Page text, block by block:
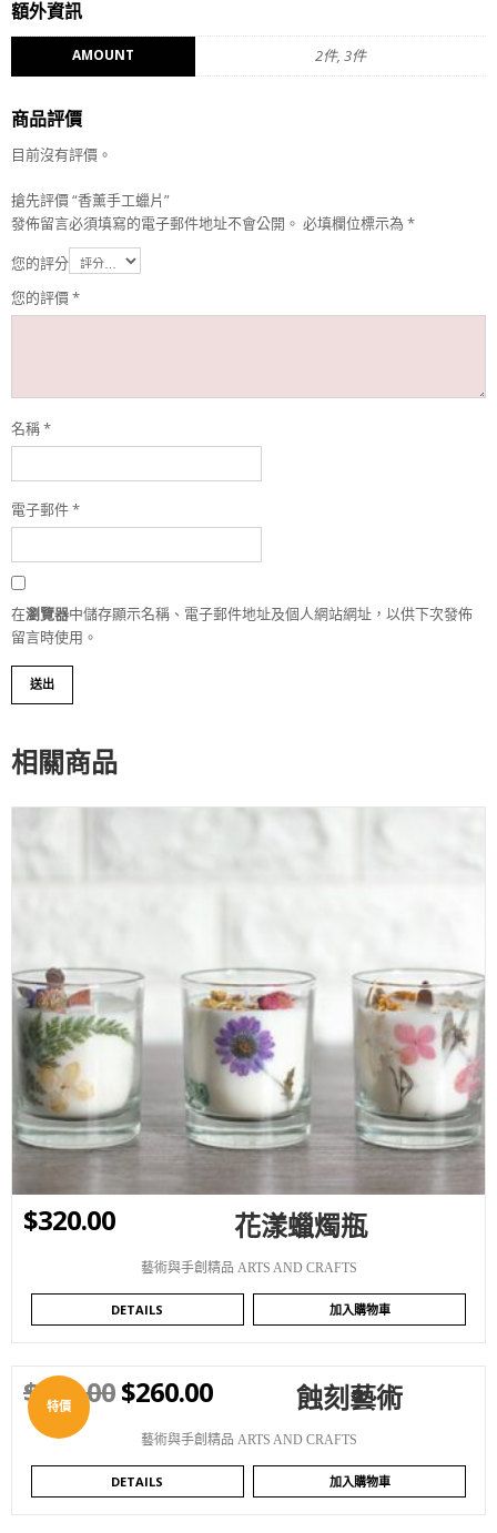
額外資訊
AMOUNT 2件, 3件
商品評價
目前沒有評價。
搶先評價 “香薰手工蠟片”
發佈留言必須填寫的電子郵件地址不會公開。 必填欄位標示為 *
您的評分
您的評價*
名稱*
電子郵件*
在瀏覽器中儲存顯示名稱、電子郵件地址及個人網站網址，以供下次發佈
留言時使用。
相關商品
$320.00 花漾蠟燭瓶
藝術與手創精品 ARTS AND CRAFTS
DETAILS 加入購物車
特價
WISHLIST
$350.00$260.00 蝕刻藝術
藝術與手創精品 ARTS AND CRAFTS
DETAILS 加入購物車